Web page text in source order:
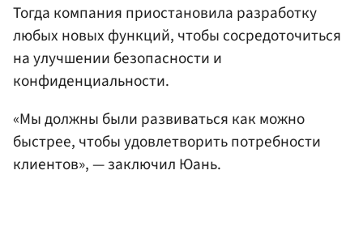
Тогда компания приостановила разработку
любых новых функций, чтобы сосредоточиться
на улучшении безопасности и
конфиденциальности.
«Мы должны были развиваться как можно
быстрее, чтобы удовлетворить потребности
клиентов», — заключил Юань.